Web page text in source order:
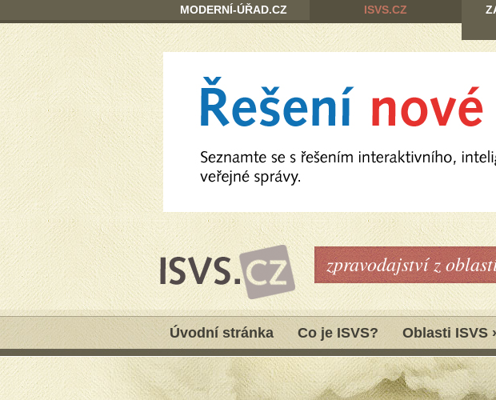
zpravodajství z
Úvodní stránka Co je ISVS? Oblasti ISVS
MODERNÍ-ÚŘAD.CZ ISVS.CZ